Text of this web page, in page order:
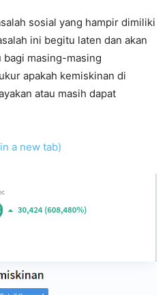
sosial yang hampir dimiliki
ini begitu laten dan akan
masing-masing
apakah kemiskinan di
atau masih dapat
a new tab)